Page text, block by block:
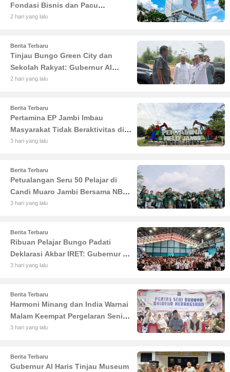
Fondasi Bisnis dan Pacu
Pertumbuhan Ekonomi Jambi
2 hari yang lalu
Berita Terbaru
Tinjau Bungo Green City dan
Sekolah Rakyat: Gubernur Al
Haris Tekankan Sinergi
2 hari yang lalu
Berita Terbaru
Pertamina EP Jambi Imbau
Masyarakat Tidak Beraktivitas di
Atas Jalur Pipa Migas Demi
3 hari yang lalu
Berita Terbaru
Petualangan Seru 50 Pelajar di
Candi Muaro Jambi Bersama NBT
Coal Group
3 hari yang lalu
Berita Terbaru
Ribuan Pelajar Bungo Padati
Deklarasi Akbar IRET: Gubernur Al
Haris Sentil Bahaya Judi Online
3 hari yang lalu
Berita Terbaru
Harmoni Minang dan India Warnai
Malam Keempat Pergelaran Seni
Budaya di Alun-Alun Kuala
3 hari yang lalu
Berita Terbaru
Gubernur Al Haris Tinjau Museum